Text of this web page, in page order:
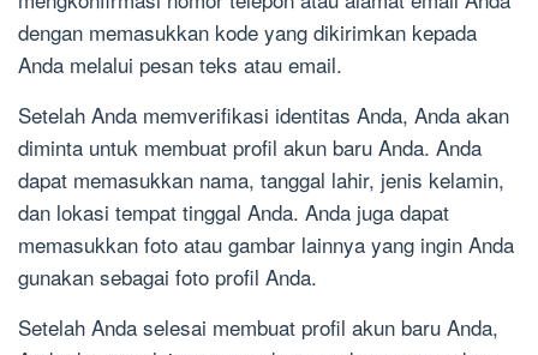
dengan memasukkan kode yang dikirimkan kepada
Anda melalui pesan teks atau email.
Setelah Anda memverifikasi identitas Anda, Anda akan
diminta untuk membuat profil akun baru Anda. Anda
dapat memasukkan nama, tanggal lahir, jenis kelamin,
dan lokasi tempat tinggal Anda. Anda juga dapat
memasukkan foto atau gambar lainnya yang ingin Anda
gunakan sebagai foto profil Anda.
Setelah Anda selesai membuat profil akun baru Anda,